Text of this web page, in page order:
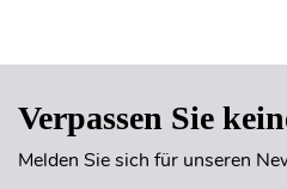
Verpassen Sie
Melden Sie sich für unseren